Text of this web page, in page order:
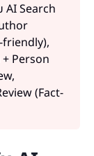
AI Search
friendly),
Person
(Fact-